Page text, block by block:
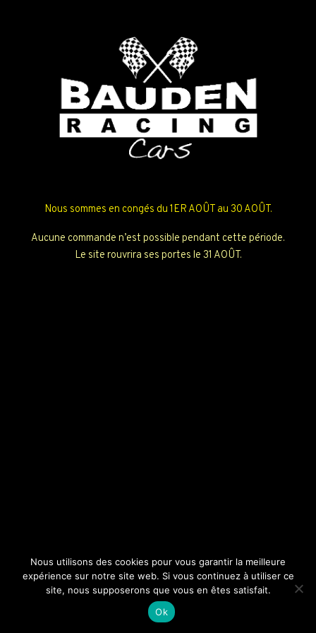
Nous sommes en congés du 1ER AOÛT au 30 AOÛT.
Aucune commande n’est possible pendant cette période.
Le site rouvrira ses portes le 31 AOÛT.
Nous utilisons des cookies pour vous garantir la meilleure
expérience sur notre site web. Si vous continuez à utiliser ce
site, nous supposerons que vous en êtes satisfait.
Ok